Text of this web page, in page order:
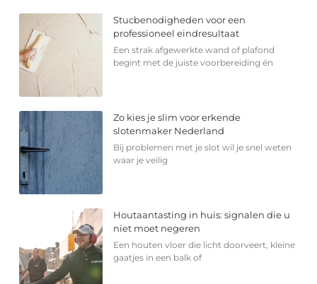
Stucbenodigheden voor een
professioneel eindresultaat
Een strak afgewerkte wand of plafond
begint met de juiste voorbereiding én
Zo kies je slim voor erkende
slotenmaker Nederland
Bij problemen met je slot wil je snel weten
waar je veilig
Houtaantasting in huis: signalen die u
niet moet negeren
Een houten vloer die licht doorveert, kleine
gaatjes in een balk of